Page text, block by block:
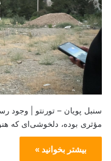
سنبل پویان – تورنتو | وجود
مؤثری بوده، دلخوشی‌ای که
بیشتر بخوانید »